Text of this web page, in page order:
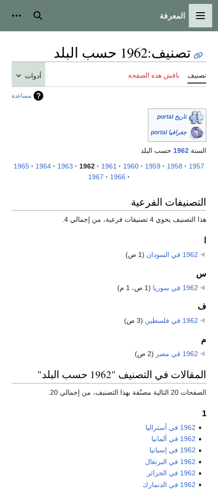
القائمة الرئيسية
المعرفة بحث
تصنيف:1962 حسب البلد
تصنيف ناقش هذه الصفحة أدوات
مساعدة
تاريخ portal
جغرافيا portal
السنة 1962 حسب البلد
1957
1958
1959
1960
1961
1962
1963
1964
1965
1966
1967
التصنيفات الفرعية
هذا التصنيف يحوي 4 تصنيفات فرعية، من إجمالي 4.
1962 في السودان (1 ص)
س
1962 في سوريا (1 ص، 1 م)
ف
1962 في فلسطين (3 ص)
م
1962 في مصر (2 ص)
المقالات في التصنيف "1962 حسب البلد"
الصفحات 20 التالية مصنّفة بهذا التصنيف، من إجمالي 20.
1
1962 في أستراليا
1962 في ألمانيا
1962 في إسبانيا
1962 في البرتغال
1962 في الجزائر
1962 في الدنمارك